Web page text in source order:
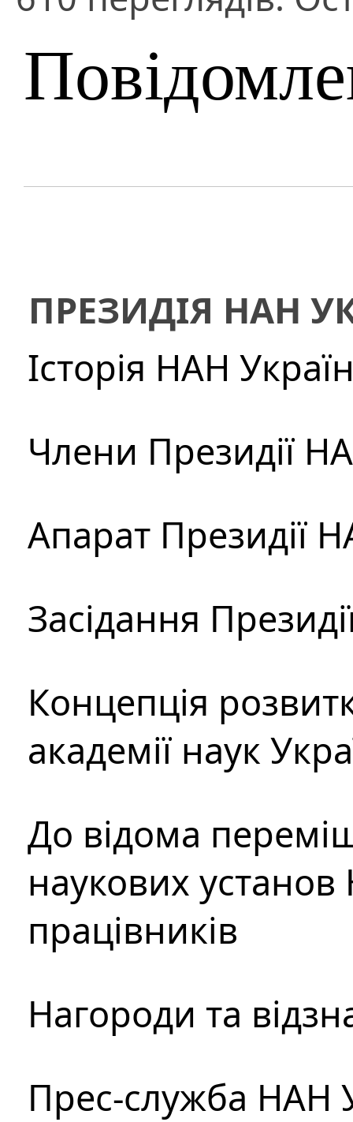
ПРЕЗИДІЯ НАН
Історія НАН
Члени Президії
Апарат Президії
Засідання
Концепція
академії наук
До відома
наукових установ
працівників
Нагороди та
Прес-служба НАН